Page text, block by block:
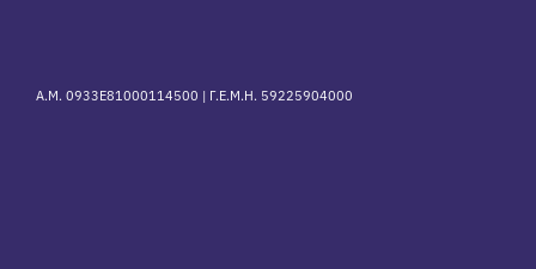
Α.Μ. 0933Ε81000114500 | Γ.Ε.Μ.Η. 59225904000